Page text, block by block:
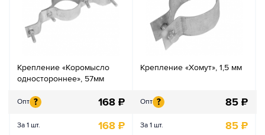
Крепление «Коромысло
одностороннее», 57мм
Опт ? 168 ₽
За 1 шт. 168 ₽
Крепление «Хомут», 1,5 мм
Опт ? 85 ₽
За 1 шт. 85 ₽